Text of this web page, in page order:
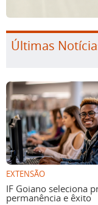
Últimas
EXTENSÃO
IF Goiano seleciona
permanência e êxito